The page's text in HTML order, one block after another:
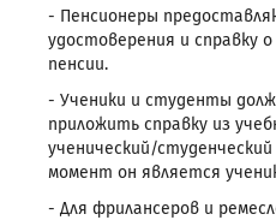
- Пенсионеры
удостоверения и справку
пенсии.
- Ученики и студенты
приложить справку из
ученический/
момент он является
- Для фрилансеров и